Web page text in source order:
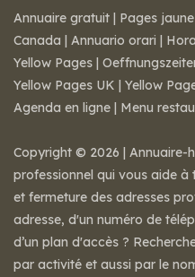
Annuaire gratuit | Pages jaune
Canada | Annuario orari |
Yellow Pages |
Yellow Pages UK | Yellow
Agenda en ligne | Menu
Copyright © 2026 | Annuaire-
professionnel qui vous aide à
et fermeture des adresses
adresse, d'un numéro de
d’un plan d'accès ?
par activité et aussi par le